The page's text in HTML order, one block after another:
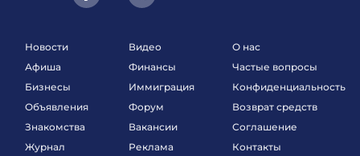
Новости
Афиша
Бизнесы
Объявления
Знакомства
Журнал
Видео
Финансы
Иммиграция
Форум
Вакансии
Реклама
О нас
Частые вопросы
Конфиденциальность
Возврат средств
Соглашение
Контакты